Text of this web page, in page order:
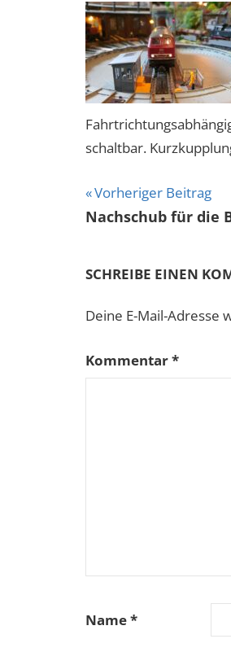
schaltbar.
Vorheriger Beitrag
Nachschub für die
SCHREIBE EINEN
Deine E-Mail-Adresse
Kommentar*
Name*